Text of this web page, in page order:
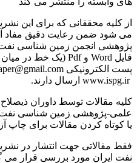
از کلیه محققانی که برای این
می شود ضمن رعایت دقیق مفاد
پژوهشی انجمن زمین شناسی
www.ispg.ir ارسال دارند.
کلیه مقالات توسط داوران
علمی-پژوهشی زمین شناسی
یا کوتاه کردن مقالات برای چاپ
فقط مقالاتی جهت انتشار در
نفت ایران مورد بررسی قرار می